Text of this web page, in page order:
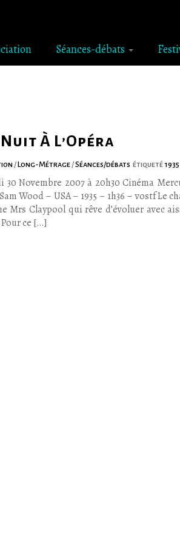
Séances-débats
À L’Opéra
/ Long-Métrage/Séances/débats étiqueté
30 Novembre 2007 à 20h30 Cinéma
Wood – USA – 1935 – 1h36 – vostf Le
Mrs Claypool qui rêve d’évoluer avec
ce […]